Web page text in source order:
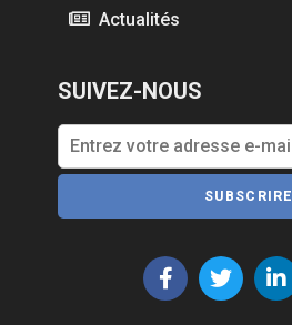
Actualités
SUIVEZ-NOUS
SUBSCRIRE